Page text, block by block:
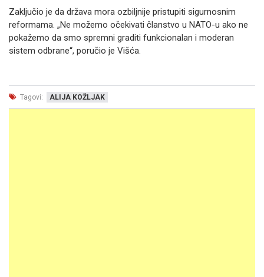
Zaključio je da država mora ozbiljnije pristupiti sigurnosnim
reformama. „Ne možemo očekivati članstvo u NATO-u ako ne
pokažemo da smo spremni graditi funkcionalan i moderan
sistem odbrane“, poručio je Višća.
Tagovi: ALIJA KOŽLJAK